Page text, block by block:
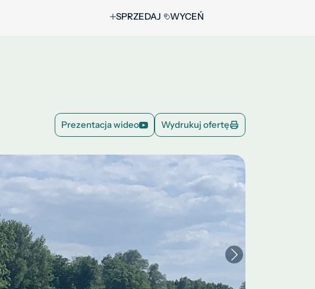
SPRZEDAJ WYCEŃ
Prezentacja wideo Wydrukuj ofertę